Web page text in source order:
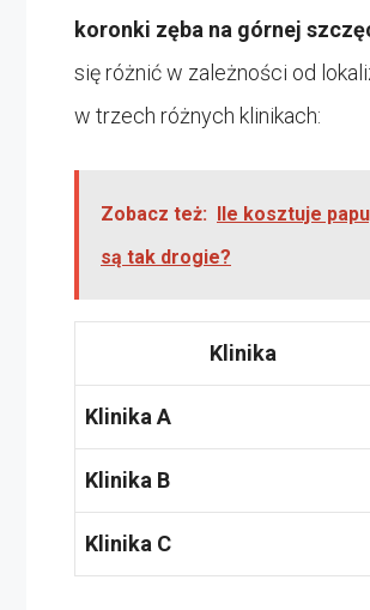
koronki zęba na górnej
się różnić w zależności od
w trzech różnych klinikach:
Zobacz też: Ile kosztuje
są tak drogie?
Klinika
Klinika A
Klinika B
Klinika C